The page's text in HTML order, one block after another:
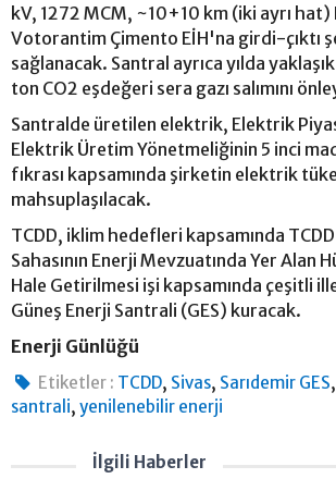
kV, 1272 MCM, ~10+10 km (iki ayrı hat)
Votorantim Çimento EİH'na girdi-çıktı
sağlanacak. Santral ayrıca yılda
ton CO2 eşdeğeri sera gazı salımını
Santralde üretilen elektrik, Elektrik
Elektrik Üretim Yönetmeliğinin 5 inci
fıkrası kapsamında şirketin elektrik
mahsuplaşılacak.
TCDD, iklim hedefleri kapsamında
Sahasının Enerji Mevzuatında Yer Alan
Hale Getirilmesi işi kapsamında çeşitli
Güneş Enerji Santrali (GES) kuracak.
Enerji Günlüğü
Etiketler : TCDD, Sivas, Sarıdemir GES,
santrali, yenilenebilir enerji
İlgili Haberler